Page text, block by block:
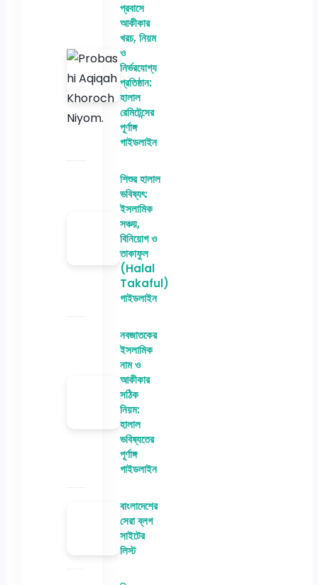
প্রবাসে
আকীকার
খরচ, নিয়ম
ও
নির্ভরযোগ্য
প্রতিষ্ঠান:
হালাল
রেমিটেন্সের
পূর্ণাঙ্গ
গাইডলাইন
শিশুর হালাল
ভবিষ্যৎ:
ইসলামিক
সঞ্চয়,
বিনিয়োগ ও
তাকাফুল
(Halal
Takaful)
গাইডলাইন
নবজাতকের
ইসলামিক
নাম ও
আকীকার
সঠিক
নিয়ম:
হালাল
ভবিষ্যতের
পূর্ণাঙ্গ
গাইডলাইন
বাংলাদেশের
সেরা ব্লগ
সাইটের
লিস্ট